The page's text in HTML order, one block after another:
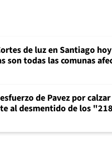
de luz en Santiago
son todas las comunas
de Pavez por
al desmentido de los